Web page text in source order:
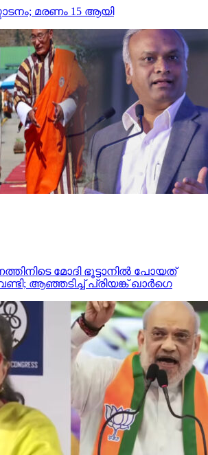
മരണം 15 ആയി
മോദി ഭൂട്ടാനില്‍ പോയത്
ആഞ്ഞടിച്ച് പ്രിയങ്ക് ഖാര്‍ഗെ